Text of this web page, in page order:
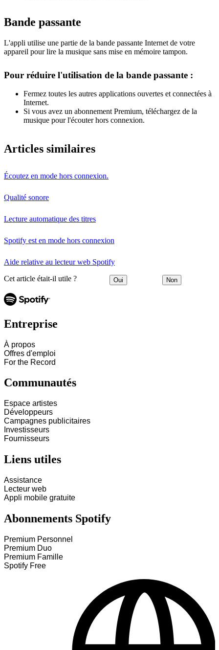
Bande passante
L'appli utilise une partie de la bande passante Internet de votre
appareil pour lire la musique sans mise en mémoire tampon.
Pour réduire l'utilisation de la bande passante :
Fermez toutes les autres applications ouvertes et connectées à
Internet.
Si vous avez un abonnement Premium, téléchargez de la
musique pour l'écouter hors connexion.
Articles similaires
Écoutez en mode hors connexion.
Qualité sonore
Lecture automatique des titres
Spotify est en mode hors connexion
Aide relative au lecteur web Spotify
Cet article était-il utile ? Oui Non
Entreprise
À propos
Offres d'emploi
For the Record
Communautés
Espace artistes
Développeurs
Campagnes publicitaires
Investisseurs
Fournisseurs
Liens utiles
Assistance
Lecteur web
Appli mobile gratuite
Abonnements Spotify
Premium Personnel
Premium Duo
Premium Famille
Spotify Free